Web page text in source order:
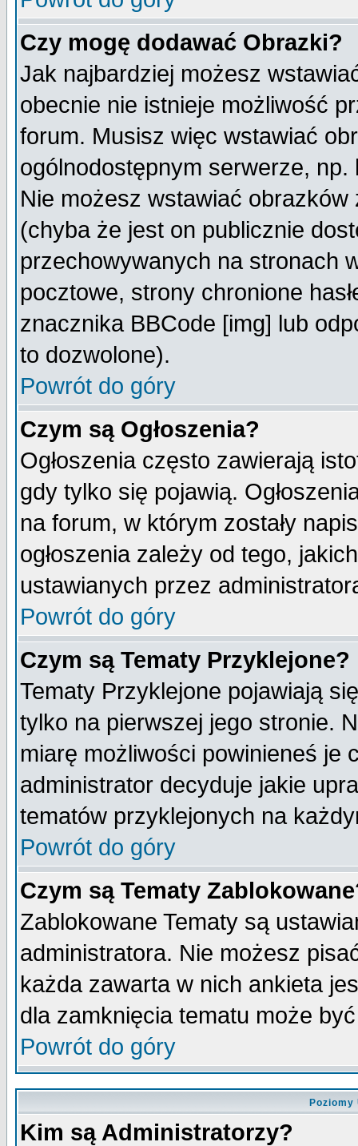
Czy mogę dodawać Obrazki?
Jak najbardziej możesz
obecnie nie istnieje możliwość
forum. Musisz więc wstawiać
ogólnodostępnym serwerze,
Nie możesz wstawiać
(chyba że jest on publicznie
przechowywanych na stronach
pocztowe, strony chronione
znacznika BBCode [img] lub
to dozwolone).
Powrót do góry
Czym są Ogłoszenia?
Ogłoszenia często zawierają
gdy tylko się pojawią.
na forum, w którym zostały
ogłoszenia zależy od tego,
ustawianych przez
Powrót do góry
Czym są Tematy Przyklejone?
Tematy Przyklejone pojawiają
tylko na pierwszej jego stronie.
miarę możliwości powinieneś je
administrator decyduje jakie
tematów przyklejonych na
Powrót do góry
Czym są Tematy
Zablokowane Tematy są
administratora. Nie możesz
każda zawarta w nich ankieta
dla zamknięcia tematu może
Powrót do góry
Kim są Administratorzy?